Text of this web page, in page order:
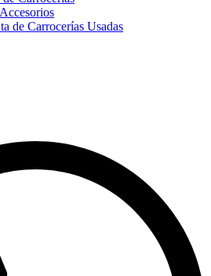
de Carrocerías Usadas